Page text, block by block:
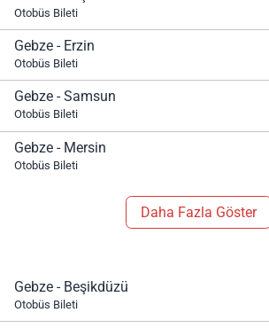
Otobüs Bileti
Gebze - Erzin
Otobüs Bileti
Gebze - Samsun
Otobüs Bileti
Gebze - Mersin
Otobüs Bileti
Daha Fazla Göster
Gebze - Beşikdüzü
Otobüs Bileti